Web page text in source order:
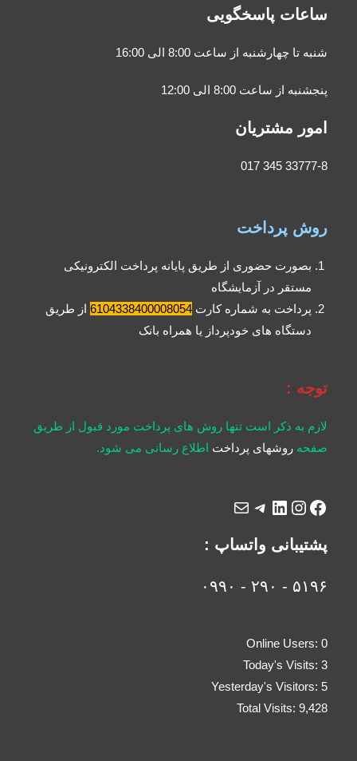
ساعات پاسخگویی
شنبه تا چهارشنبه از ساعت 8:00 الی 16:00
پنجشنبه از ساعت 8:00 الی 12:00
امور مشتریان
33777-8 345 017
روش پرداخت
بصورت حضوری از طریق پایانه پرداخت الکترونیکی
مستقر در آزمایشگاه
پرداخت به شماره کارت6104338400008054 از طریق
دستگاه های خودپرداز یا همراه بانک
توجه :
لازم به ذکر است تنها روش های پرداخت مورد قبول از طریق
صفحهروشهای پرداخت اطلاع رسانی می شود.
پشتیبانی واتساپ :
۵۱۹۶ - ۲۹۰ - ۰۹۹۰
Online Users: 0
Today's Visits: 3
Yesterday's Visitors: 5
Total Visits: 9,428